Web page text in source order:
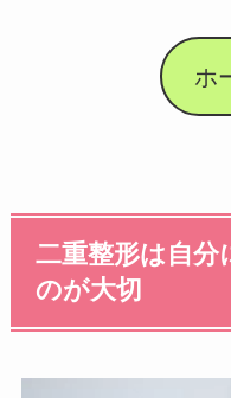
ホ
二重整形は自
のが大切